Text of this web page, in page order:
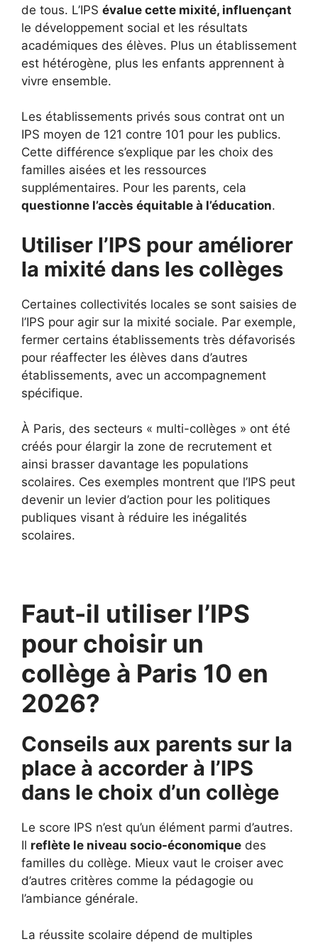
de tous. L’IPS évalue cette mixité, influençant
le développement social et les résultats
académiques des élèves. Plus un établissement
est hétérogène, plus les enfants apprennent à
vivre ensemble.
Les établissements privés sous contrat ont un
IPS moyen de 121 contre 101 pour les publics.
Cette différence s’explique par les choix des
familles aisées et les ressources
supplémentaires. Pour les parents, cela
questionne l’accès équitable à l’éducation.
Utiliser l’IPS pour améliorer
la mixité dans les collèges
Certaines collectivités locales se sont saisies de
l’IPS pour agir sur la mixité sociale. Par exemple,
fermer certains établissements très défavorisés
pour réaffecter les élèves dans d’autres
établissements, avec un accompagnement
spécifique.
À Paris, des secteurs « multi-collèges » ont été
créés pour élargir la zone de recrutement et
ainsi brasser davantage les populations
scolaires. Ces exemples montrent que l’IPS peut
devenir un levier d’action pour les politiques
publiques visant à réduire les inégalités
scolaires.
Faut-il utiliser l’IPS
pour choisir un
collège à Paris 10 en
2026?
Conseils aux parents sur la
place à accorder à l’IPS
dans le choix d’un collège
Le score IPS n’est qu’un élément parmi d’autres.
Il reflète le niveau socio-économique des
familles du collège. Mieux vaut le croiser avec
d’autres critères comme la pédagogie ou
l’ambiance générale.
La réussite scolaire dépend de multiples